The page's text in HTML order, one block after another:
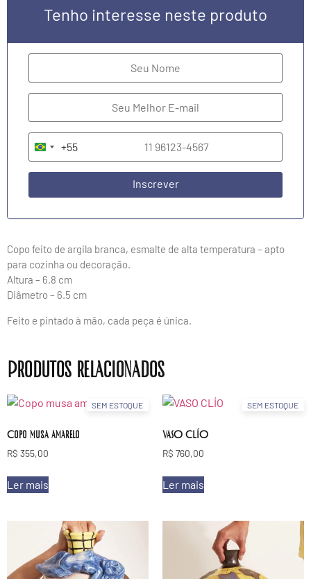
Tenho interesse neste produto
Brazil +55
+55
Inscrever
Copo feito de argila branca, esmalte de alta temperatura – apto
para cozinha ou decoração.
Altura – 6.8 cm
Diâmetro – 6.5 cm
Feito e pintado à mão, cada peça é única.
Produtos relacionados
SEM ESTOQUE
Copo musa amarelo
R$ 355,00
Ler mais
SEM ESTOQUE
VASO CLÍO
R$ 760,00
Ler mais